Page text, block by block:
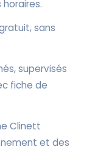
sans
supervisés
fiche de
Clinett
et des